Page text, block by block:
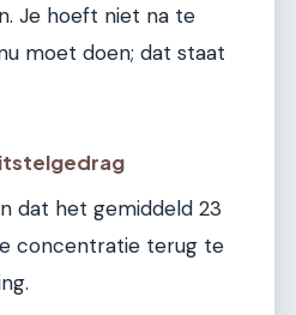
Je hoeft niet na te
moet doen; dat staat
dat het gemiddeld 23
concentratie terug te